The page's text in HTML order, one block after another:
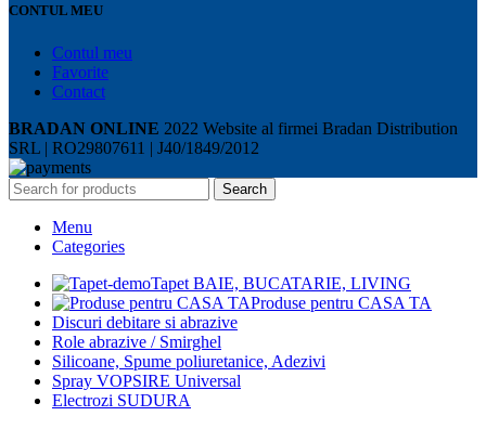
CONTUL MEU
Contul meu
Favorite
Contact
BRADAN ONLINE 2022 Website al firmei Bradan Distribution
SRL | RO29807611 | J40/1849/2012
Search
Menu
Categories
Tapet BAIE, BUCATARIE, LIVING
Produse pentru CASA TA
Discuri debitare si abrazive
Role abrazive / Smirghel
Silicoane, Spume poliuretanice, Adezivi
Spray VOPSIRE Universal
Electrozi SUDURA